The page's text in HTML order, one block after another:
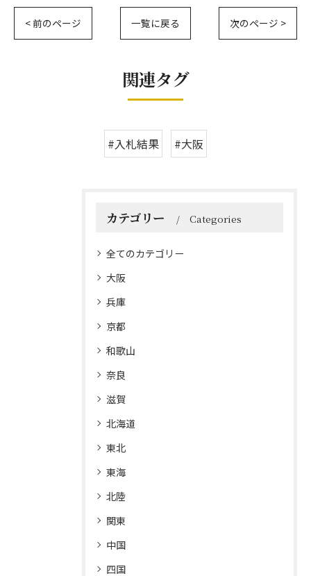
< 前のページ 一覧に戻る 次のページ >
関連タグ
#入札結果 #大阪
カテゴリー Categories
全てのカテゴリー
大阪
兵庫
京都
和歌山
奈良
滋賀
北海道
東北
東海
北陸
関東
中国
四国